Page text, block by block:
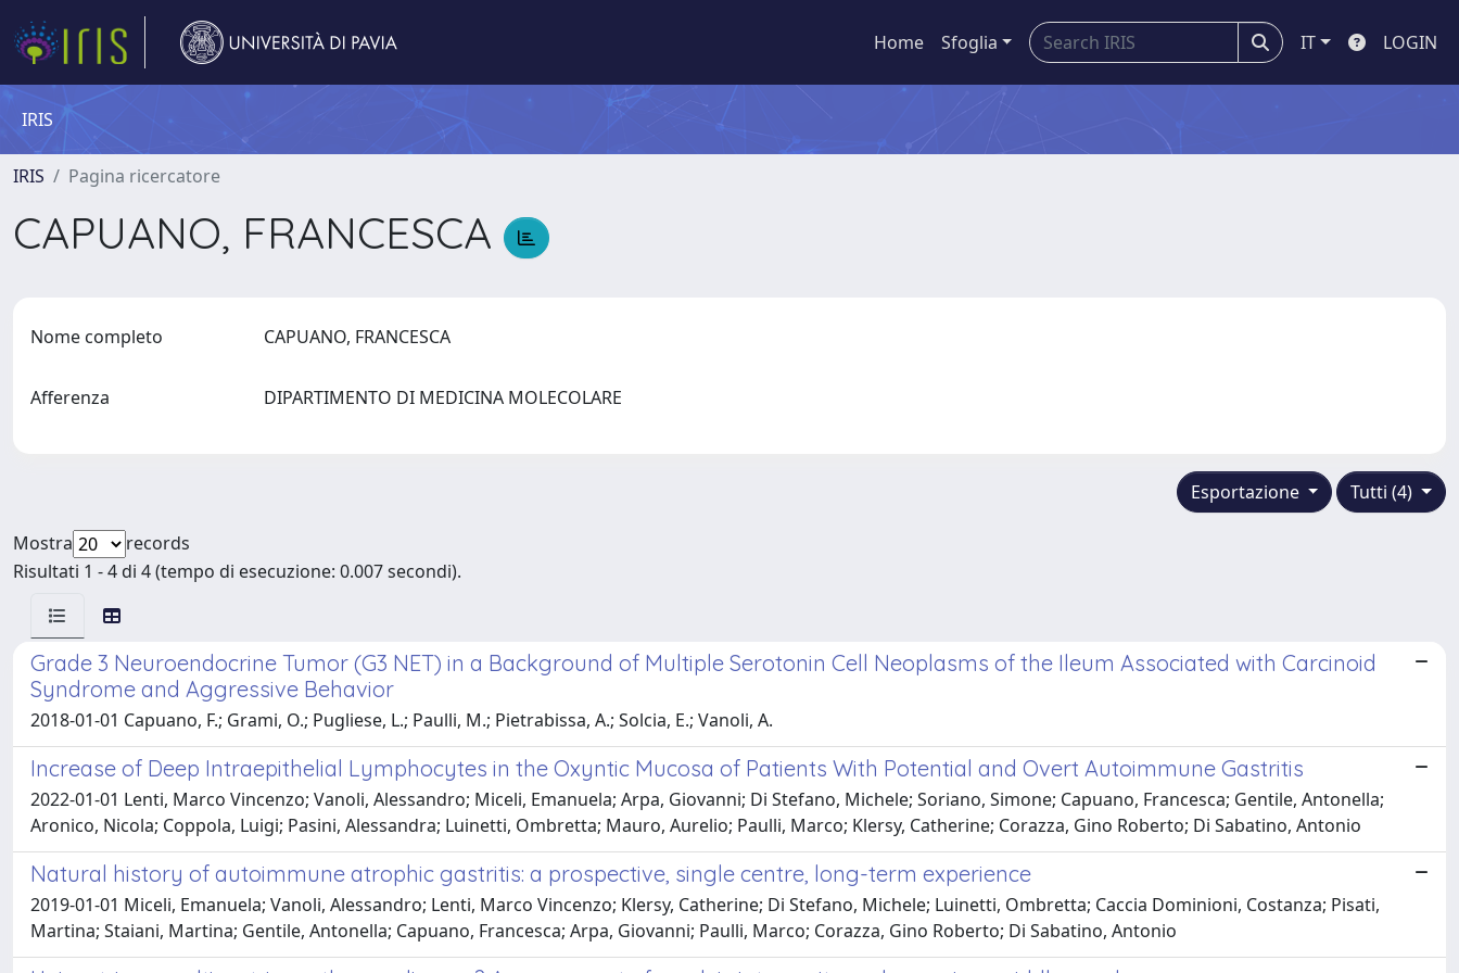
Home Sfoglia IT LOGIN
IRIS
IRIS Pagina ricercatore
CAPUANO, FRANCESCA
Nome completo CAPUANO, FRANCESCA
Afferenza DIPARTIMENTO DI MEDICINA MOLECOLARE
Tutti (4)
Esportazione
Mostra
records
Risultati 1 - 4 di 4 (tempo di esecuzione: 0.007 secondi).
Grade 3 Neuroendocrine Tumor (G3 NET) in a Background of Multiple Serotonin Cell Neoplasms of the Ileum Associated with Carcinoid
Syndrome and Aggressive Behavior
2018-01-01 Capuano, F.; Grami, O.; Pugliese, L.; Paulli, M.; Pietrabissa, A.; Solcia, E.; Vanoli, A.
Increase of Deep Intraepithelial Lymphocytes in the Oxyntic Mucosa of Patients With Potential and Overt Autoimmune Gastritis
2022-01-01 Lenti, Marco Vincenzo; Vanoli, Alessandro; Miceli, Emanuela; Arpa, Giovanni; Di Stefano, Michele; Soriano, Simone; Capuano, Francesca; Gentile, Antonella;
Aronico, Nicola; Coppola, Luigi; Pasini, Alessandra; Luinetti, Ombretta; Mauro, Aurelio; Paulli, Marco; Klersy, Catherine; Corazza, Gino Roberto; Di Sabatino, Antonio
Natural history of autoimmune atrophic gastritis: a prospective, single centre, long-term experience
2019-01-01 Miceli, Emanuela; Vanoli, Alessandro; Lenti, Marco Vincenzo; Klersy, Catherine; Di Stefano, Michele; Luinetti, Ombretta; Caccia Dominioni, Costanza; Pisati,
Martina; Staiani, Martina; Gentile, Antonella; Capuano, Francesca; Arpa, Giovanni; Paulli, Marco; Corazza, Gino Roberto; Di Sabatino, Antonio